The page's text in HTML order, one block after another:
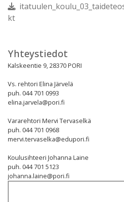
kt
Yhteystiedot
Kalskeentie 9, 28370 PORI
Vs. rehtori Elina Järvelä
puh. 044 701 0993
elina.jarvela@pori.fi
Vararehtori Mervi Tervaselkä
puh. 044 701 0968
mervi.tervaselka@edupori.fi
Koulusihteeri Johanna Laine
puh. 044 701 5123
johanna.laine@pori.fi